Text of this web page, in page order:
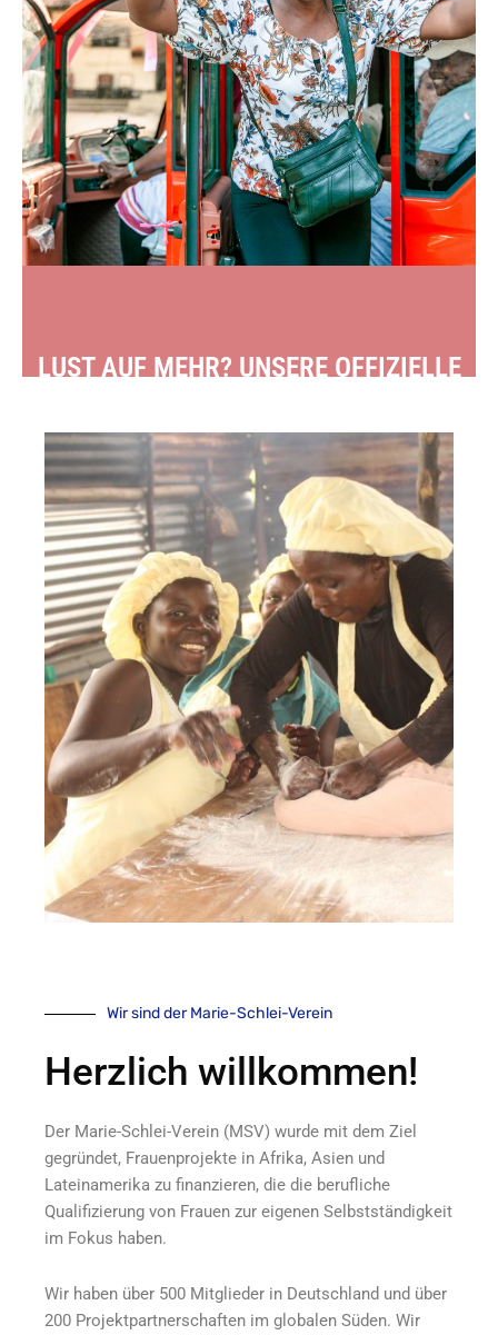
LUST AUF MEHR? UNSERE OFFIZIELLE
HIER GEHT ES WEITER
Wir sind der Marie-Schlei-Verein
Herzlich willkommen!
Der Marie-Schlei-Verein (MSV) wurde mit dem Ziel
gegründet, Frauenprojekte in Afrika, Asien und
Lateinamerika zu finanzieren, die die berufliche
Qualifizierung von Frauen zur eigenen Selbstständigkeit
im Fokus haben.
Wir haben über 500 Mitglieder in Deutschland und über
200 Projektpartnerschaften im globalen Süden. Wir